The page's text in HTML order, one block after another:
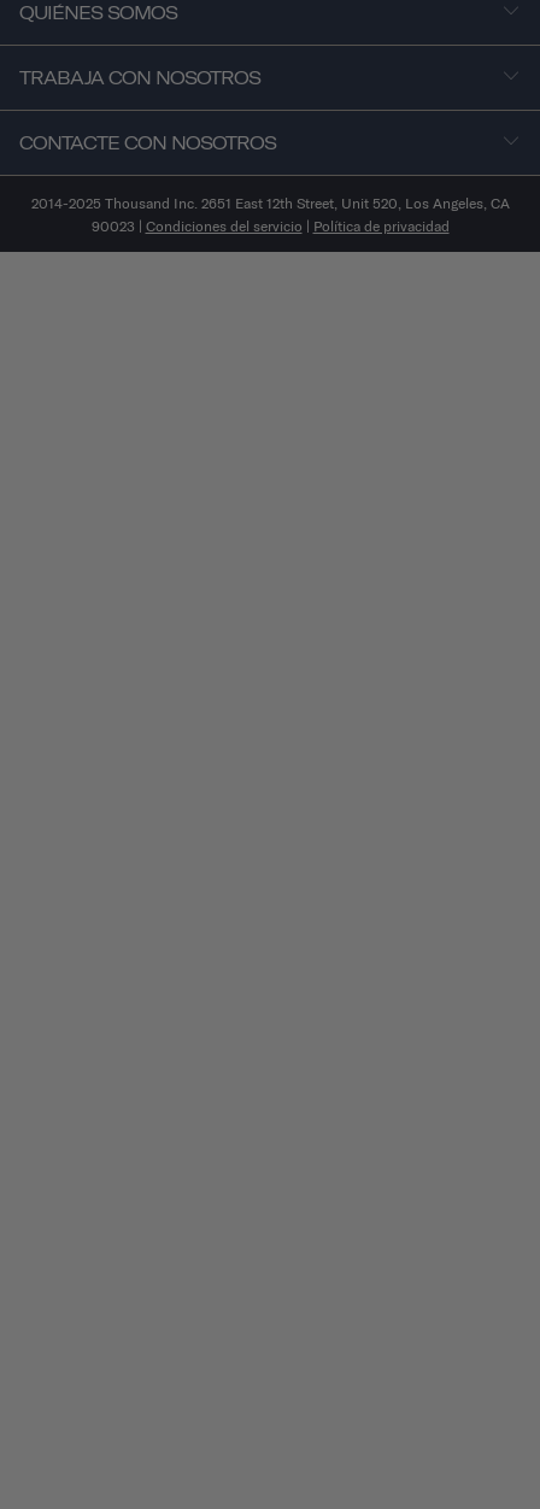
QUIÉNES SOMOS
TRABAJA CON NOSOTROS
CONTACTE CON NOSOTROS
2014-2025 Thousand Inc. 2651 East 12th Street, Unit 520, Los Angeles, CA
90023 | Condiciones del servicio | Política de privacidad